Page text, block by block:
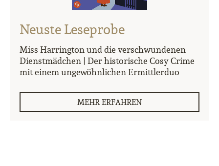
Neuste Leseprobe
Miss Harrington und die verschwundenen
Dienstmädchen | Der historische Cosy Crime
mit einem ungewöhnlichen Ermittlerduo
MEHR ERFAHREN